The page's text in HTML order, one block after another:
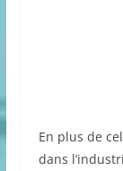
En plus de
dans